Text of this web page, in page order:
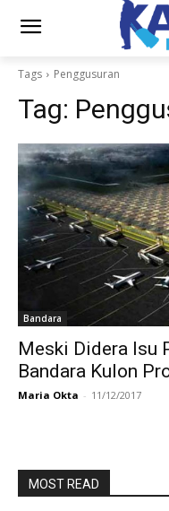
Tags Penggusuran
Tag:
Bandara
Meski Didera Isu
Bandara Kulon
Maria Okta - 11/12/2017
MOST READ